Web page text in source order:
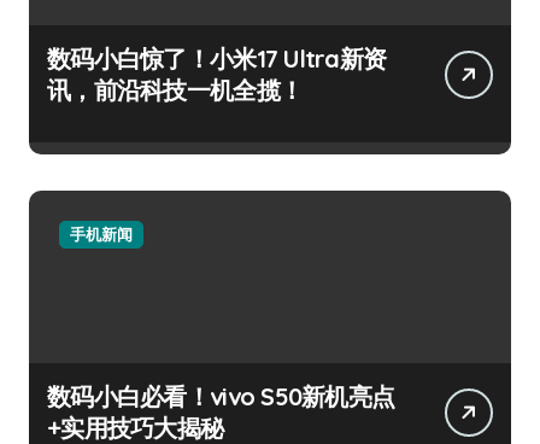
数码小白惊了！小米17 Ultra新资
讯，前沿科技一机全揽！
手机新闻
数码小白必看！vivo S50新机亮点
+实用技巧大揭秘